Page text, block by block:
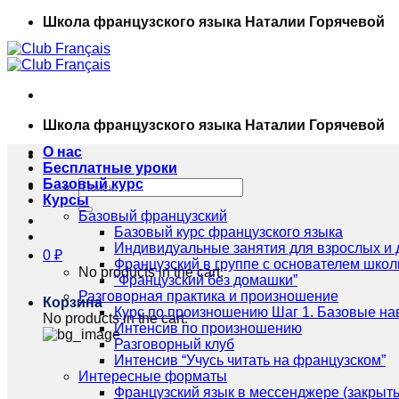
Skip
content
Школа французского языка Наталии Горячевой
Школа французского языка Наталии Горячевой
Искать:
0 ₽
No products in the cart.
Корзина
No products in the cart.
О нас
Бесплатные уроки
Базовый курс
Курсы
Базовый французский
Базовый курс французского языка
Индивидуальные занятия для взрослых и
Французский в группе с основателем
“Французский без домашки”
Разговорная практика и произношение
Курс по произношению Шаг 1. Базовые
Интенсив по произношению
Разговорный клуб
Интенсив “Учусь читать на французском”
Интересные форматы
Французский язык в мессенджере